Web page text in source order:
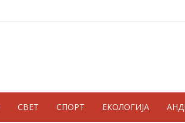
СВЕТ СПОРТ ЕКОЛОГИЈА